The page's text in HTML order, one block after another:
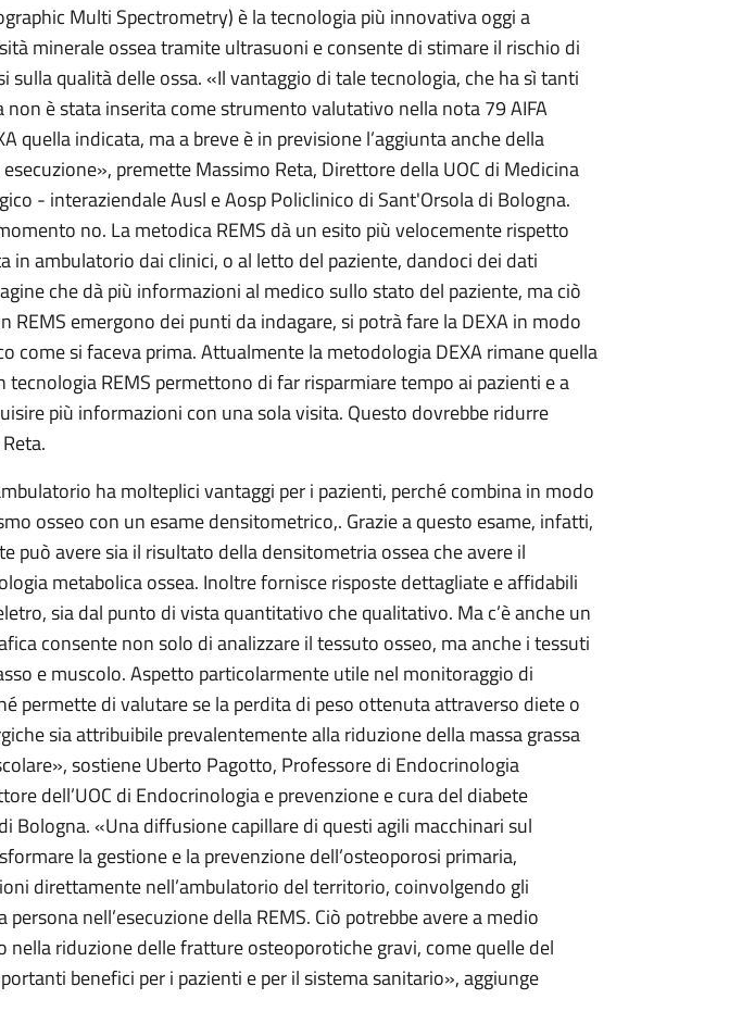
Multi Spectrometry) è la tecnologia più innovativa oggi a
minerale ossea tramite ultrasuoni e consente di stimare il rischio di
sulla qualità delle ossa. «Il vantaggio di tale tecnologia, che ha sì tanti
è stata inserita come strumento valutativo nella nota 79 AIFA
quella indicata, ma a breve è in previsione l’aggiunta anche della
premette Massimo Reta, Direttore della UOC di Medicina
- interaziendale Ausl e Aosp Policlinico di Sant'Orsola di Bologna.
no. La metodica REMS dà un esito più velocemente rispetto
in ambulatorio dai clinici, o al letto del paziente, dandoci dei dati
che dà più informazioni al medico sullo stato del paziente, ma ciò
REMS emergono dei punti da indagare, si potrà fare la DEXA in modo
come si faceva prima. Attualmente la metodologia DEXA rimane quella
tecnologia REMS permettono di far risparmiare tempo ai pazienti e a
più informazioni con una sola visita. Questo dovrebbe ridurre
ha molteplici vantaggi per i pazienti, perché combina in modo
osseo con un esame densitometrico,. Grazie a questo esame, infatti,
può avere sia il risultato della densitometria ossea che avere il
metabolica ossea. Inoltre fornisce risposte dettagliate e affidabili
sia dal punto di vista quantitativo che qualitativo. Ma c’è anche un
consente non solo di analizzare il tessuto osseo, ma anche i tessuti
e muscolo. Aspetto particolarmente utile nel monitoraggio di
permette di valutare se la perdita di peso ottenuta attraverso diete o
sia attribuibile prevalentemente alla riduzione della massa grassa
sostiene Uberto Pagotto, Professore di Endocrinologia
dell’UOC di Endocrinologia e prevenzione e cura del diabete
Bologna. «Una diffusione capillare di questi agili macchinari sul
la gestione e la prevenzione dell’osteoporosi primaria,
direttamente nell’ambulatorio del territorio, coinvolgendo gli
nell’esecuzione della REMS. Ciò potrebbe avere a medio
riduzione delle fratture osteoporotiche gravi, come quelle del
benefici per i pazienti e per il sistema sanitario», aggiunge